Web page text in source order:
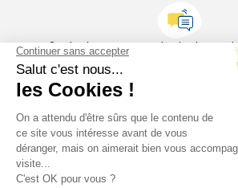
Contactez-nous pour toute
Restez informés sur le monde
Nos actualités